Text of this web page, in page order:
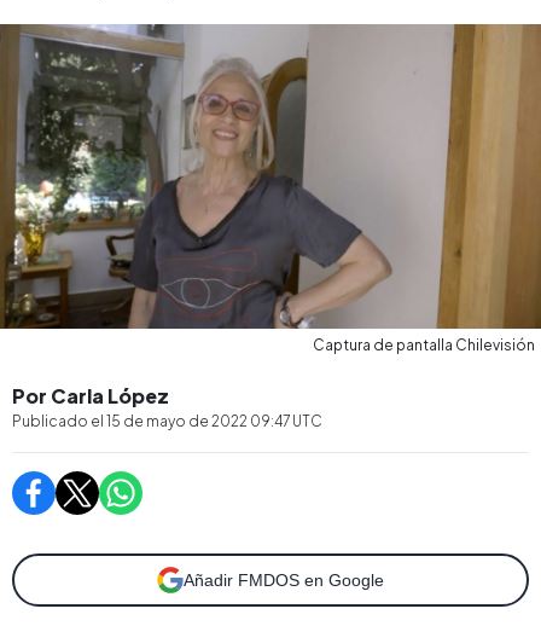
Captura de pantalla Chilevisión
Por Carla López
Publicado el 15 de mayo de 2022 09:47 UTC
Añadir FMDOS en Google